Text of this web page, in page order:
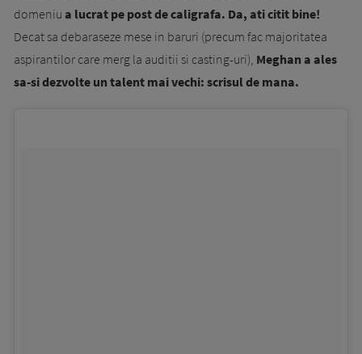
domeniu a lucrat pe post de caligrafa. Da, ati citit bine!
Decat sa debaraseze mese in baruri (precum fac majoritatea
aspirantilor care merg la auditii si casting-uri), Meghan a ales
sa-si dezvolte un talent mai vechi: scrisul de mana.